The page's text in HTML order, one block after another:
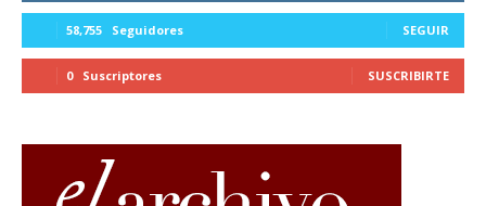
58,755 Seguidores SEGUIR
0 Suscriptores SUSCRIBIRTE